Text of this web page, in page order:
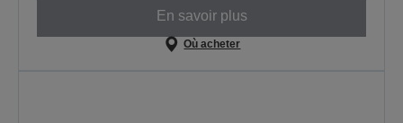
En savoir plus
Où acheter